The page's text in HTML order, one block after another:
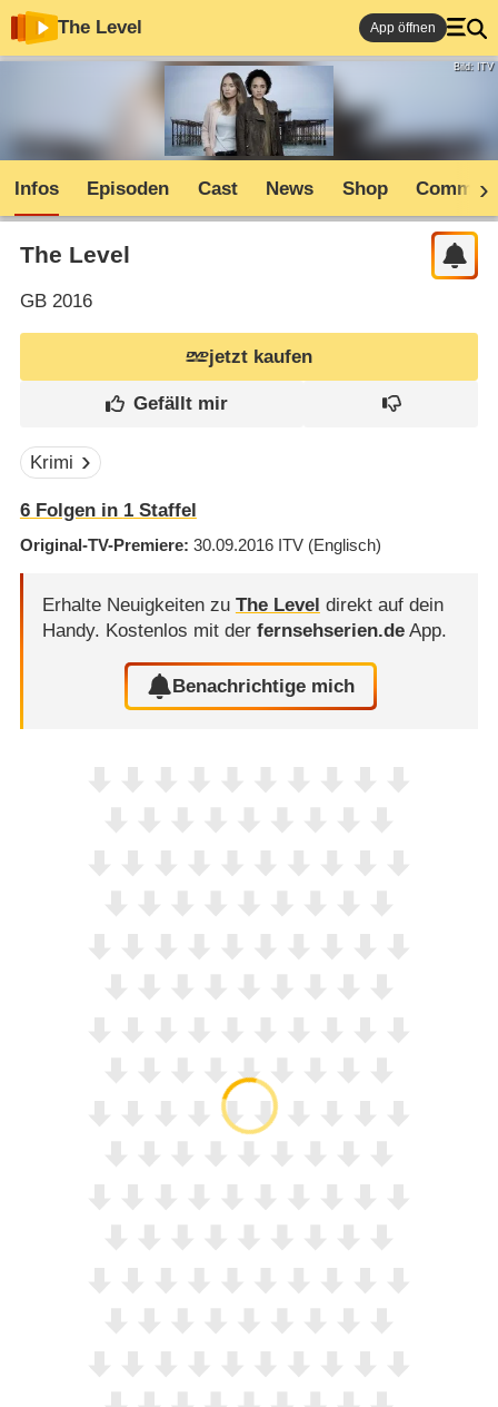
The Level App öffnen
Bild: ITV
Infos Episoden Cast News Shop
The Level
GB2016
jetzt kaufen
Krimi
6Folgen in 1Staffel
Original-TV-Premiere 30.09.2016 ITV (Englisch)
Erhalte Neuigkeiten zu The Level direkt auf dein
Handy. Kostenlos mit der fernsehserien.deApp.
Benachrichtige mich